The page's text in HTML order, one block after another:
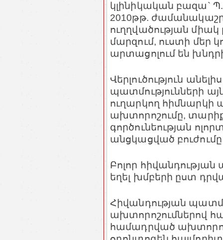
կլինիկական բազա`
2010թթ.
ուղղվածության միակ
մարզում, ուստի մեր
արտացոլում են
Վերլուծություն
պատմությունների
ուղարկող հիմնարկի
ախտորոշումը,
գործունեության
անցկացված
Բոլոր
եղել խմբերի ըստ
Հիվանդության
ախտորոշումներով
համադրված